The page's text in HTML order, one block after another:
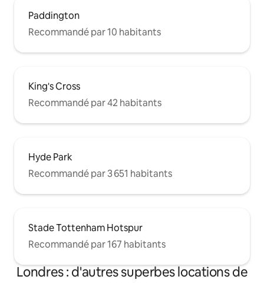
Paddington
Recommandé par 10 habitants
King's Cross
Recommandé par 42 habitants
Hyde Park
Recommandé par 3 651 habitants
Stade Tottenham Hotspur
Recommandé par 167 habitants
Londres : d'autres superbes locations de